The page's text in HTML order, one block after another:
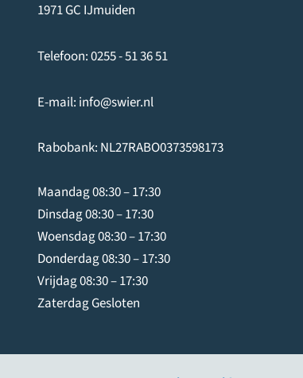
1971 GC IJmuiden
Telefoon:0255 - 51 36 51
E-mail: info@swier.nl
Rabobank: NL27RABO0373598173
Maandag 08:30 – 17:30
Dinsdag 08:30 – 17:30
Woensdag 08:30 – 17:30
Donderdag 08:30 – 17:30
Vrijdag 08:30 – 17:30
Zaterdag Gesloten